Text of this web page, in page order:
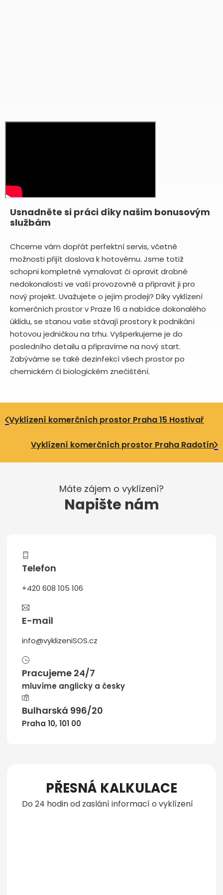
Usnadněte si práci díky našim bonusovým
službám
Chceme vám dopřát perfektní servis, včetně
možnosti přijít doslova k hotovému. Jsme totiž
schopni kompletně vymalovat či opravit drobné
nedokonalosti ve vaší provozovně a připravit ji pro
nový projekt. Uvažujete o jejím prodeji? Díky vyklízení
komerčních prostor v Praze 16 a nabídce dokonalého
úklidu, se stanou vaše stávají prostory k podnikání
hotovou jedničkou na trhu. Vyšperkujeme je do
posledního detailu a připravíme na nový start.
Zabýváme se také dezinfekcí všech prostor po
chemickém či biologickém znečištění.
Vyklízení komerčních prostor Praha 15 Hostivař
Vyklízení komerčních prostor Praha Radotín
Máte zájem o vyklízení?
Napište nám
Telefon
+420 608 105 106
E-mail
info@vyklizeniSOS.cz
Pracujeme 24/7
mluvíme anglicky a česky
Bulharská 996/20
Praha 10, 101 00
PŘESNÁ KALKULACE
Do 24 hodin od zaslání informací o vyklízení